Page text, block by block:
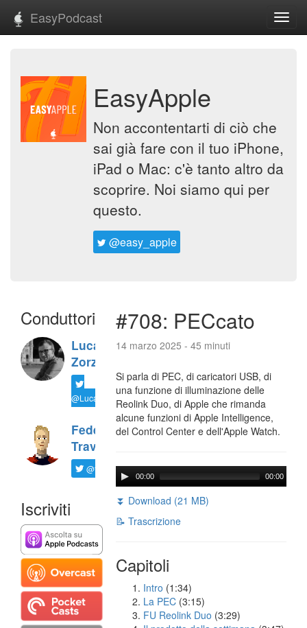
EasyPodcast
EasyApple
Non accontentarti di ciò che
sai già fare con il tuo iPhone,
iPad o Mac: c'è tanto altro da
scoprire. Noi siamo qui per
questo.
@easy_apple
Conduttori
Luca
Zorzi
@LucaTNT
Federico
Travaini
@ftrava
Iscriviti
#708: PECcato
14 marzo 2025 - 45 minuti
Si parla di PEC, di caricatori USB, di
una funzione di illuminazione delle
Reolink Duo, di Apple che rimanda
alcune funzioni di Apple Intelligence,
del Control Center e dell'Apple Watch.
00:00 00:00
⏬ Download (21 MB)
📝 Trascrizione
Capitoli
Intro (1:34)
La PEC (3:15)
FU Reolink Duo (3:29)